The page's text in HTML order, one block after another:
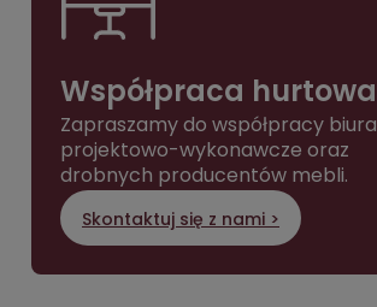
Współpraca hurtowa
Zapraszamy do współpracy biura
projektowo-wykonawcze oraz
drobnych producentów mebli.
Skontaktuj się z nami >